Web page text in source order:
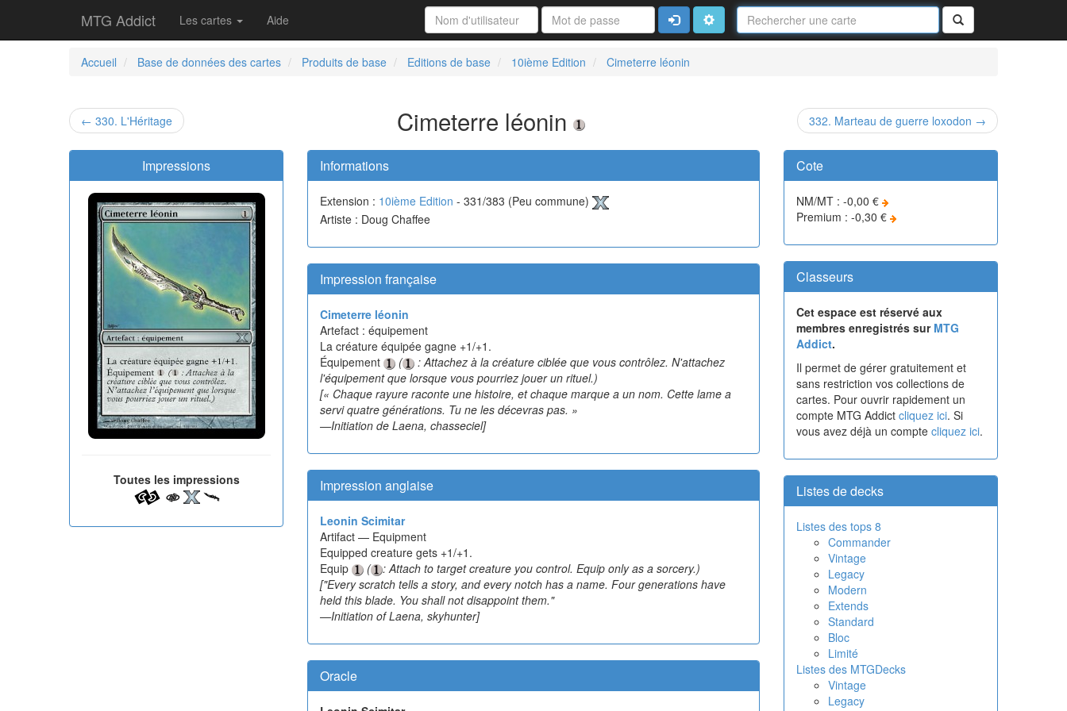
MTG Addict Les cartes Aide
Nom
de
la
Rechercher
ConnexionAvancé
Accueil
Base de données des cartes Produits de base Editions de base 10ième Edition Cimeterre léonin
← 330. L'Héritage Cimeterre léonin 332. Marteau de guerre loxodon →
Impressions
Toutes les impressions
Informations
Extension : 10ième Edition - 331/383 (Peu commune)
Artiste : Doug Chaffee
Impression française
Cimeterre léonin
Artefact : équipement
La créature équipée gagne +1/+1.
Équipement
(
: Attachez à la créature ciblée que vous contrôlez. N'attachez
l'équipement que lorsque vous pourriez jouer un rituel.)
[« Chaque rayure raconte une histoire, et chaque marque a un nom. Cette lame a
servi quatre générations. Tu ne les décevras pas. »
—Initiation de Laena, chasseciel]
Impression anglaise
Leonin Scimitar
Artifact — Equipment
Equipped creature gets +1/+1.
Equip
(
: Attach to target creature you control. Equip only as a sorcery.)
["Every scratch tells a story, and every notch has a name. Four generations have
held this blade. You shall not disappoint them."
—Initiation of Laena, skyhunter]
Oracle
Cote
NM/MT : -0,00 €
Premium : -0,30 €
Classeurs
Cet espace est réservé aux
membres enregistrés sur MTG
Addict.
Il permet de gérer gratuitement et
sans restriction vos collections de
cartes. Pour ouvrir rapidement un
compte MTG Addict cliquez ici. Si
vous avez déjà un compte cliquez ici.
Listes de decks
Listes des tops 8
Commander
Vintage
Legacy
Modern
Extends
Standard
Bloc
Limité
Listes des MTGDecks
Vintage
Legacy